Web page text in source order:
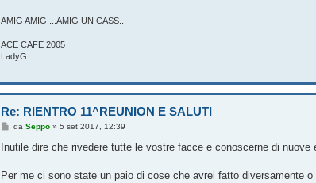
AMIG AMIG ...AMIG UN CASS..
ACE CAFE 2005
LadyG
Re: RIENTRO 11^REUNION E SALUTI
M
s
g
daSeppo »5 set 2017, 12:39
Inutile dire che rivedere tutte le vostre facce e conoscerne di nuove
Per me ci sono state un paio di cose che avrei fatto diversamente